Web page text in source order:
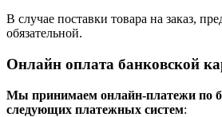
В случае поставки товара на заказ,
обязательной.
Онлайн оплата банковской
Мы принимаем онлайн-платежи по
cледующих платежных систем: